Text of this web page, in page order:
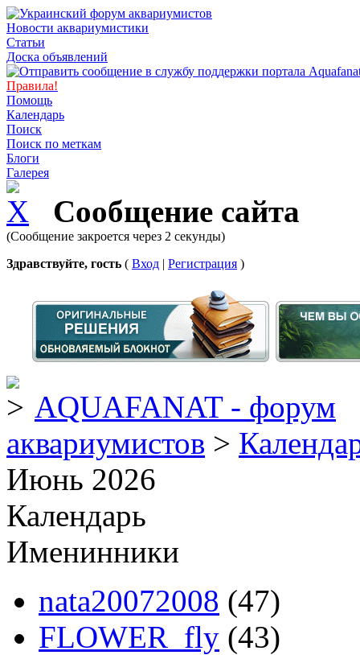
Новости аквариумистики
Статьи
Доска объявлений
Правила!
Помощь
Календарь
Поиск
Поиск по меткам
Блоги
Галерея
Сообщение сайта
(Сообщение закроется через 2 секунды)
Здравствуйте, гость ( Вход | Регистрация )
AQUAFANAT - форум
аквариумистов >
Июнь 2026
Календарь
Именинники
nata20072008 (47)
FLOWER_fly (43)